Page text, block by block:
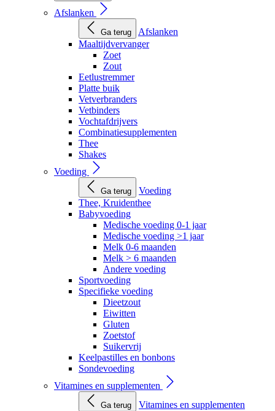
Afslanken
Ga terug
Afslanken
Maaltijdvervanger
Zoet
Zout
Eetlustremmer
Platte buik
Vetverbranders
Vetbinders
Vochtafdrijvers
Combinatiesupplementen
Thee
Shakes
Voeding
Ga terug
Voeding
Thee, Kruidenthee
Babyvoeding
Medische voeding 0-1 jaar
Medische voeding >1 jaar
Melk 0-6 maanden
Melk > 6 maanden
Andere voeding
Sportvoeding
Specifieke voeding
Dieetzout
Eiwitten
Gluten
Zoetstof
Suikervrij
Keelpastilles en bonbons
Sondevoeding
Vitamines en supplementen
Ga terug
Vitamines en supplementen